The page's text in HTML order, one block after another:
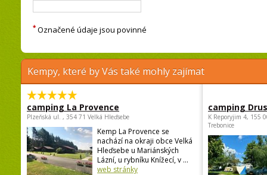
* Označené údaje jsou povinné
Kempy, které by Vás také mohly zajímat
camping La Provence
Plzeňská ul. , 354 71 Velká Hleďsebe
Kemp La Provence se
nachází na okraji obce Velká
Hleďsebe u Mariánských
Lázní, u rybníku Knížecí, v ...
web stránky
camping
K Reporyjim 4, 155
Trebonice